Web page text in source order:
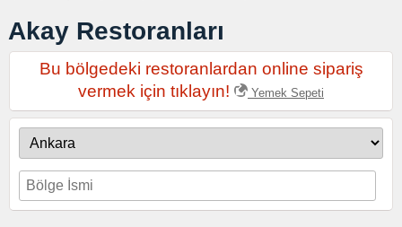
Akay Restoranları
Bu bölgedeki restoranlardan online sipariş
vermek için tıklayın!
Yemek Sepeti